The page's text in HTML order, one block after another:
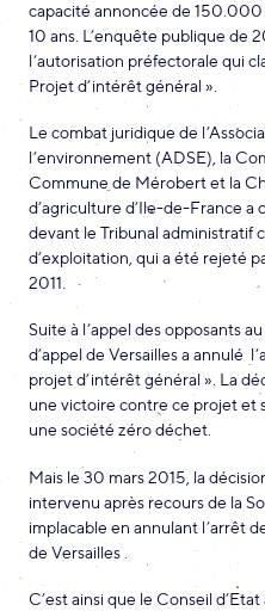
capacité annoncée de
10 ans. L’enquête publique de
l’autorisation préfectorale qui
Projet d’intérêt général ».
Le combat juridique de
l’environnement (ADSE), la
Commune de Mérobert et la
d’agriculture d’Ile-de-France a
devant le Tribunal administratif
d’exploitation, qui a été rejeté
2011.
Suite à l’appel des opposants
d’appel de Versailles a annulé
projet d’intérêt général ». La
une victoire contre ce projet et
une société zéro déchet.
Mais le 30 mars 2015, la
intervenu après recours de la
implacable en annulant l’arrêt
de Versailles .
C’est ainsi que le Conseil